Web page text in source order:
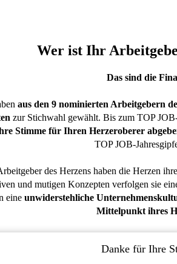
Wer ist Ihr
Das sind die
aus den 9 nominierten Arbeitgebern
zur Stichwahl gewählt. Bis zum TOP
Stimme für Ihren Herzeroberer
TOP JOB-
des Herzens haben die Herzen
und mutigen Konzepten verfolgen sie
eine unwiderstehliche
Mittelpunkt ihres
Danke für Ihre